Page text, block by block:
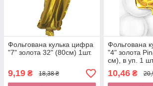
Фольгована кулька цифра
"7" золота 32" (80см) 1шт.
9,19 ₴ 18,38 ₴
Фольгована
"4" золота
см), в уп. 1
10,46₴